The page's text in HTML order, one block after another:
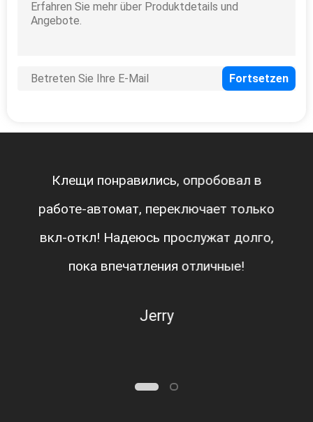
Клещи понравились, опробовал в
работе-автомат, переключает только
вкл-откл! Надеюсь прослужат долго,
пока впечатления отличные!
Jerry